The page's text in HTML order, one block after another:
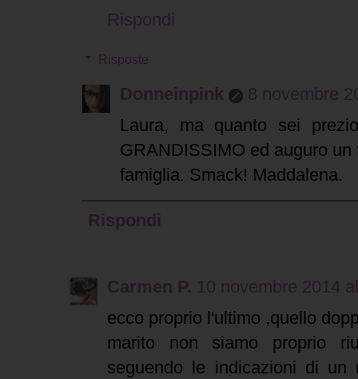
Rispondi
Risposte
Donneinpink
8 novembre
Laura, ma quanto sei
GRANDISSIMO ed auguro
famiglia. Smack! Maddalena.
Rispondi
Carmen P. 10 novembre 2014
ecco proprio l'ultimo ,quello
marito non siamo proprio
seguendo le indicazioni di